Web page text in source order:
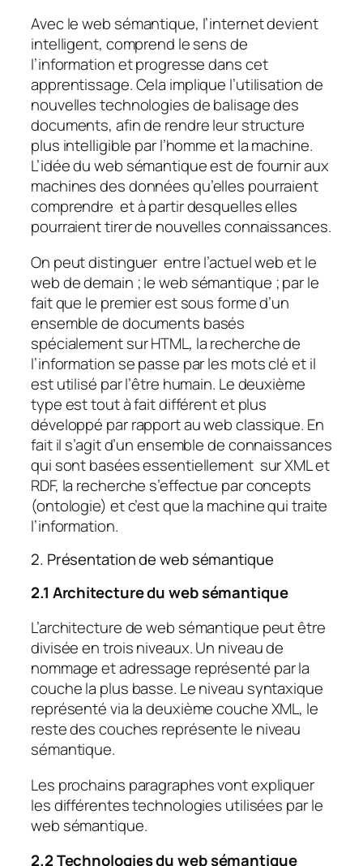
Avec le web sémantique, l’internet devient
intelligent, comprend le sens de
l’information et progresse dans cet
apprentissage. Cela implique l’utilisation de
nouvelles technologies de balisage des
documents, afin de rendre leur structure
plus intelligible par l’homme et la machine.
L’idée du web sémantique est de fournir aux
machines des données qu’elles pourraient
comprendre et à partir desquelles elles
pourraient tirer de nouvelles connaissances.
On peut distinguer entre l’actuel web et le
web de demain ; le web sémantique ; par le
fait que le premier est sous forme d’un
ensemble de documents basés
spécialement sur HTML, la recherche de
l’information se passe par les mots clé et il
est utilisé par l’être humain. Le deuxième
type est tout à fait différent et plus
développé par rapport au web classique. En
fait il s’agit d’un ensemble de connaissances
qui sont basées essentiellement sur XML et
RDF, la recherche s’effectue par concepts
(ontologie) et c’est que la machine qui traite
l’information.
2. Présentation de web sémantique
2.1 Architecturedu web sémantique
L’architecture de web sémantique peut être
divisée en trois niveaux. Un niveau de
nommage et adressage représenté par la
couche la plus basse. Le niveau syntaxique
représenté via la deuxième couche XML, le
reste des couches représente le niveau
sémantique.
Les prochains paragraphes vont expliquer
les différentes technologies utilisées par le
web sémantique.
2.2Technologies du web sémantique